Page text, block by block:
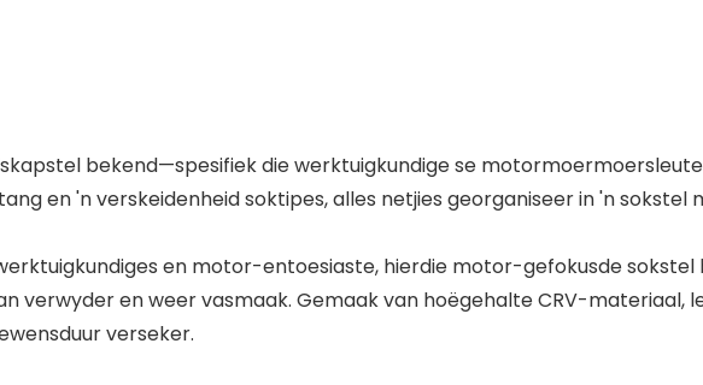
bekend—spesifiek die werktuigkundige se
en 'n verskeidenheid soktipes, alles netjies georganiseer in 'n
en motor-entoesiaste, hierdie motor-gefokusde
verwyder en weer vasmaak. Gemaak van hoëgehalte CRV-materiaal,
verseker.